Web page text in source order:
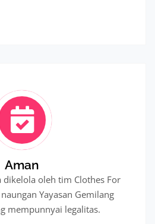
Aman
dikelola oleh tim Clothes For
Yayasan Gemilang
mempunnyai legalitas.